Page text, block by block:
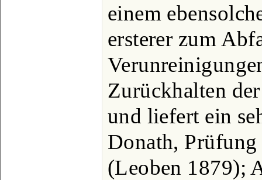
einem
ersterer zum
Zurückhalten
und liefert ein
Donath,
(Leoben 1879);